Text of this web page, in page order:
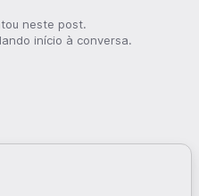
neste post.
início à conversa.